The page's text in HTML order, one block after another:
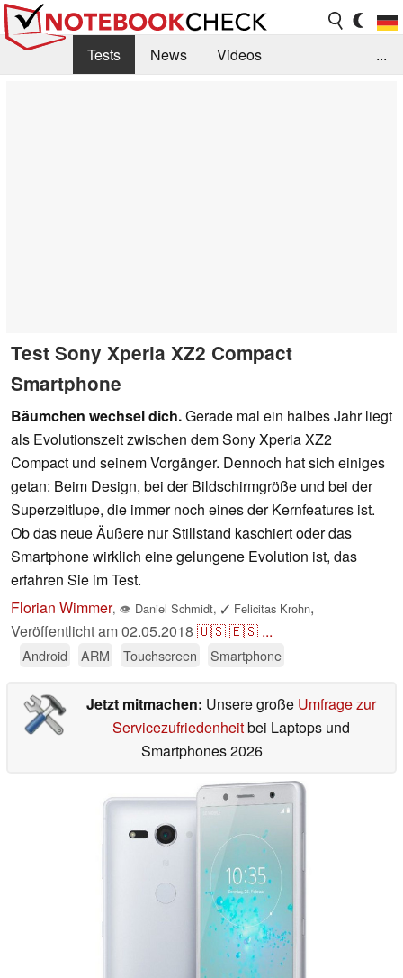
Tests News
Videos
...
Test Sony Xperia XZ2 Compact
Smartphone
Bäumchen wechsel dich.Gerade mal ein halbes Jahr liegt
als Evolutionszeit zwischen dem Sony Xperia XZ2
Compact und seinem Vorgänger. Dennoch hat sich einiges
getan: Beim Design, bei der Bildschirmgröße und bei der
Superzeitlupe, die immer noch eines der Kernfeatures ist.
Ob das neue Äußere nur Stillstand kaschiert oder das
Smartphone wirklich eine gelungene Evolution ist, das
erfahren Sie im Test.
Florian Wimmer, 👁 Daniel Schmidt, ✓ Felicitas Krohn,
Veröffentlicht am02.05.2018 🇺🇸🇪🇸 ...
Android ARM Touchscreen Smartphone
Jetzt mitmachen: Unsere große Umfrage zur
Servicezufriedenheitbei Laptops und
Smartphones 2026